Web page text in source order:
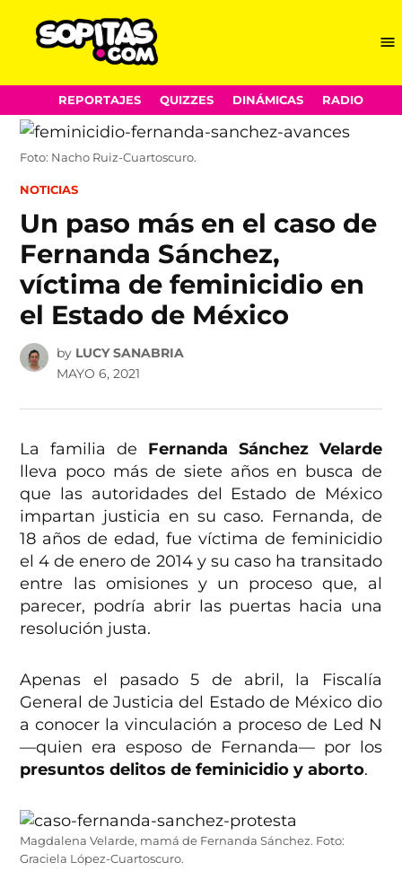
Skip
to
content
REPORTAJES QUIZZES DINÁMICAS RADIO
Foto: Nacho Ruiz-Cuartoscuro.
POSTED
NOTICIAS
Un paso más en el caso de
Fernanda Sánchez,
víctima de feminicidio en
el Estado de México
by LUCY SANABRIA
MAYO 6, 2021
La familia de Fernanda Sánchez Velarde
lleva poco más de siete años en busca de
que las autoridades del Estado de México
impartan justicia en su caso. Fernanda, de
18 años de edad, fue víctima de feminicidio
el 4 de enero de 2014 y su caso ha transitado
entre las omisiones y un proceso que, al
parecer, podría abrir las puertas hacia una
resolución justa.
Apenas el pasado 5 de abril, la Fiscalía
General de Justicia del Estado de México dio
a conocer la vinculación a proceso de Led N
—quien era esposo de Fernanda— por los
presuntos delitos de feminicidio y aborto.
Magdalena Velarde, mamá de Fernanda Sánchez. Foto:
Graciela López-Cuartoscuro.